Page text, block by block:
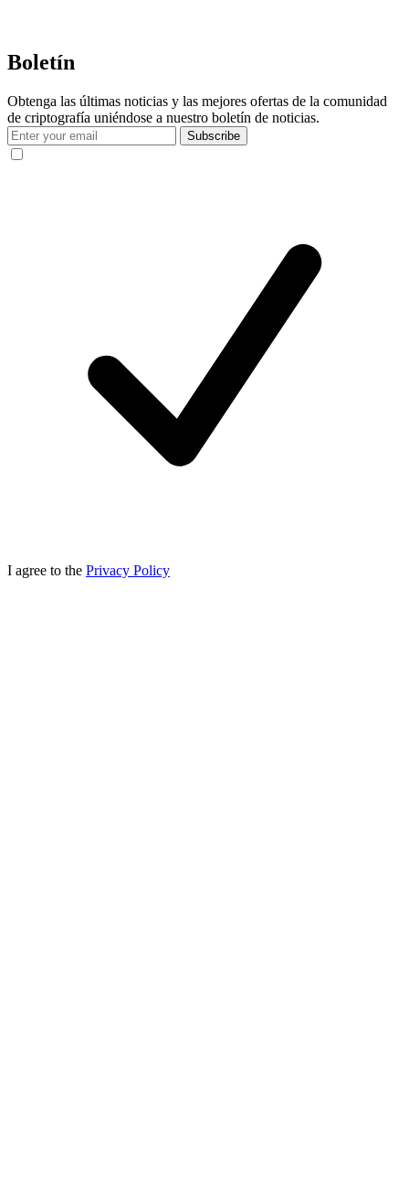
Boletín
Obtenga las últimas noticias y las mejores ofertas de la comunidad
de criptografía uniéndose a nuestro boletín de noticias.
Subscribe
I agree to the Privacy Policy